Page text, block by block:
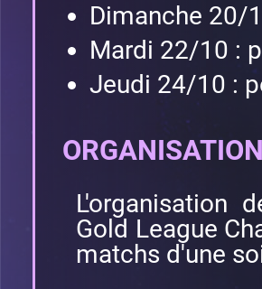
Dimanche 20/
Mardi 22/10 :
Jeudi 24/10 :
L'organisation
Gold League
matchs d'une